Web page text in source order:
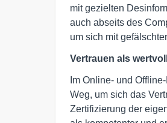
mit gezielten
auch abseits des
um sich mit
Vertrauen als
Im Online- und
Weg, um sich das
Zertifizierung der